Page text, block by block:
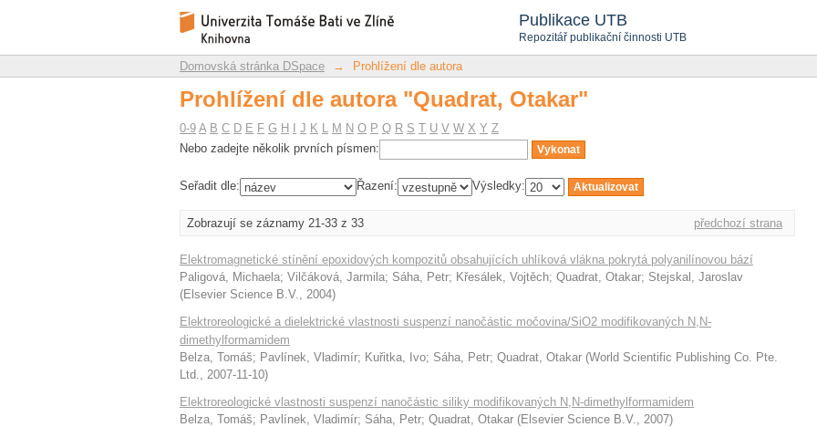
Publikace UTB
Repozitář publikační činnosti UTB
Prohlížení dle autora "Quadrat, Otakar"
Repozitář DSpace/Manakin
Domovská stránka DSpace → Prohlížení dle autora
Prohlížení dle autora "Quadrat, Otakar"
0-9 A B C D E F G H J K L M N O P Q R S T U V W X Y Z
Nebo zadejte několik prvních písmen:
Seřadit dle: Řazení: Výsledky:
Zobrazují se záznamy 21-33 z 33 předchozí strana
Elektromagnetické stínění epoxidových kompozitů obsahujících uhlíková vlákna pokrytá polyanilínovou bází
Paligová, Michaela; Vilčáková, Jarmila; Sáha, Petr; Křesálek, Vojtěch; Quadrat, Otakar; Stejskal, Jaroslav
(Elsevier Science B.V., 2004)
Elektroreologické a dielektrické vlastnosti suspenzí nanočástic močovina/SiO2 modifikovaných N,N-
dimethylformamidem
Belza, Tomáš; Pavlínek, Vladimír; Kuřitka, Ivo; Sáha, Petr; Quadrat, Otakar (World Scientific Publishing Co. Pte.
Ltd., 2007-11-10)
Elektroreologické vlastnosti suspenzí nanočástic siliky modifikovaných N,N-dimethylformamidem
Belza, Tomáš; Pavlínek, Vladimír; Sáha, Petr; Quadrat, Otakar (Elsevier Science B.V., 2007)